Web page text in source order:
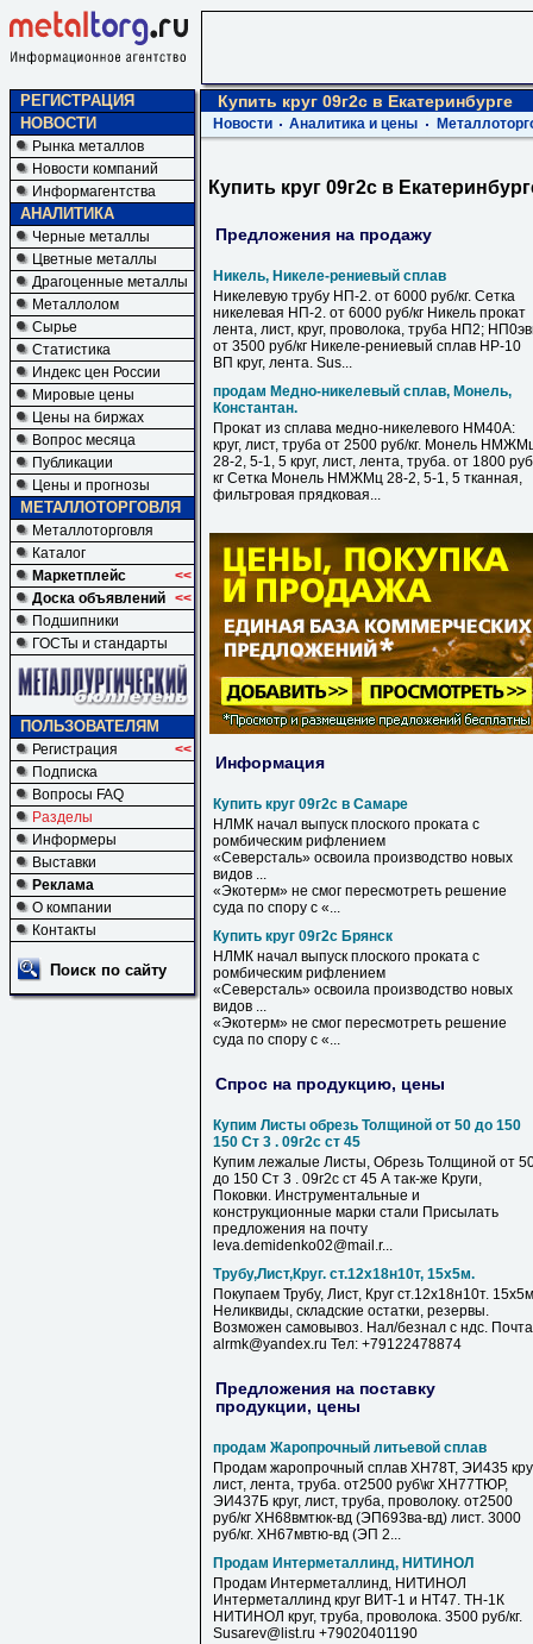
РЕГИСТРАЦИЯ
НОВОСТИ
Рынка металлов
Новости компаний
Информагентства
АНАЛИТИКА
Черные металлы
Цветные металлы
Драгоценные металлы
Металлолом
Сырье
Статистика
Индекс цен России
Мировые цены
Цены на биржах
Вопрос месяца
Публикации
Цены и прогнозы
МЕТАЛЛОТОРГОВЛЯ
Металлоторговля
Каталог
Маркетплейс
<<
Доска объявлений <<
Подшипники
ГОСТы и стандарты
ПОЛЬЗОВАТЕЛЯМ
Регистрация
<<
Подписка
Вопросы FAQ
Разделы
Информеры
Выставки
Реклама
О компании
Контакты
Поиск по сайту
Купить круг 09г2с в Екатеринбурге
Новости Аналитика и цены
Купить круг 09г2с в
Предложения на продажу
Никель, Никеле-рениевый сплав
Никелевую трубу НП-2. от 6000 руб/кг. Сетка
никелевая НП-2. от 6000 руб/кг Никель прокат
лента, лист, круг, проволока, труба НП2;
от 3500 руб/кг Никеле-рениевый сплав НР-10
ВП круг, лента. Sus...
продам Медно-никелевый сплав, Монель,
Константан.
Прокат из сплава медно-никелевого НМ40А:
круг, лист, труба от 2500 руб/кг. Монель
28-2, 5-1, 5 круг, лист, лента, труба. от 1800
кг Сетка Монель НМЖМц 28-2, 5-1, 5 тканная,
фильтровая прядковая...
Информация
Купить круг 09г2с в Самаре
НЛМК начал выпуск плоского проката с
ромбическим рифлением
«Северсталь» освоила производство новых
видов ...
«Экотерм» не смог пересмотреть решение
суда по спору с «...
Купить круг 09г2с Брянск
НЛМК начал выпуск плоского проката с
ромбическим рифлением
«Северсталь» освоила производство новых
видов ...
«Экотерм» не смог пересмотреть решение
суда по спору с «...
Спрос на продукцию, цены
Купим Листы обрезь Толщиной от 50 до 150
150 Ст 3 . 09г2с ст 45
Купим лежалые Листы, Обрезь Толщиной от
до 150 Ст 3 . 09г2с ст 45 А так-же Круги,
Поковки. Инструментальные и
конструкционные марки стали Присылать
предложения на почту
leva.demidenko02@mail.r...
Трубу,Лист,Круг. ст.12х18н10т, 15х5м.
Покупаем Трубу, Лист, Круг ст.12х18н10т.
Неликвиды, складские остатки, резервы.
Возможен самовывоз. Нал/безнал с ндс.
alrmk@yandex.ru Тел: +79122478874
Предложения на поставку
продукции, цены
продам Жаропрочный литьевой сплав
Продам жаропрочный сплав ХН78Т, ЭИ435
лист, лента, труба. от2500 руб\кг ХН77ТЮР,
ЭИ437Б круг, лист, труба, проволоку. от2500
руб/кг ХН68вмтюк-вд (ЭП693ва-вд) лист. 3000
руб/кг. ХН67мвтю-вд (ЭП 2...
Продам Интерметаллинд, НИТИНОЛ
Продам Интерметаллинд, НИТИНОЛ
Интерметаллинд круг ВИТ-1 и НТ47. ТН-1К
НИТИНОЛ круг, труба, проволока. 3500 руб/кг.
Susarev@list.ru +79020401190